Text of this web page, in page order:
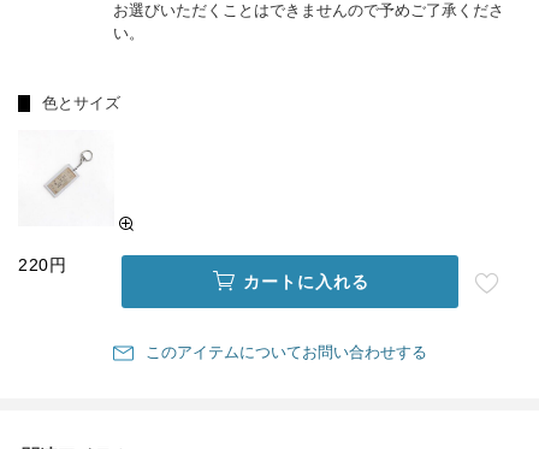
お選びいただくことはできませんので予めご了承くださ
い。
色とサイズ
220円
カートに入れる
このアイテムについてお問い合わせする